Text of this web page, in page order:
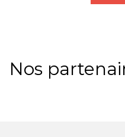
Nos